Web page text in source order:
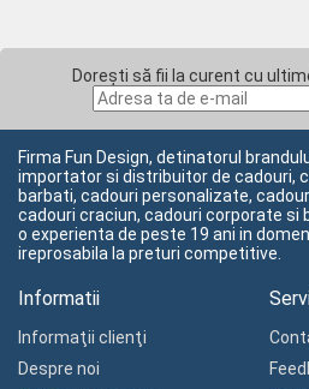
Dorești să fii la curent cu
Firma Fun Design, detinatorul
importator si distribuitor de cadouri,
barbati, cadouri personalizate,
cadouri craciun, cadouri corporate si
o experienta de peste 19 ani in
ireprosabila la preturi competitive.
Informatii
Informaţii clienţi
Despre noi